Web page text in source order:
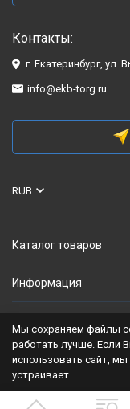
Контакты:
г. Екатеринбург, ул.
info@ekb-torg.ru
RUB
Каталог товаров
Информация
Политика
Разработано в
Мы сохраняем файлы
работать лучше. Если
использовать сайт, мы
устраивает.